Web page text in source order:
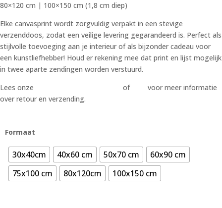
80×120 cm | 100×150 cm (1,8 cm diep)
Elke canvasprint wordt zorgvuldig verpakt in een stevige
verzenddoos, zodat een veilige levering gegarandeerd is. Perfect als
stijlvolle toevoeging aan je interieur of als bijzonder cadeau voor
een kunstliefhebber! Houd er rekening mee dat print en lijst mogelijk
in twee aparte zendingen worden verstuurd.
Lees onze
of
voor meer informatie
over retour en verzending.
Formaat
30x40cm 40x60 cm 50x70 cm
60x90 cm
75x100 cm
80x120cm 100x150 cm